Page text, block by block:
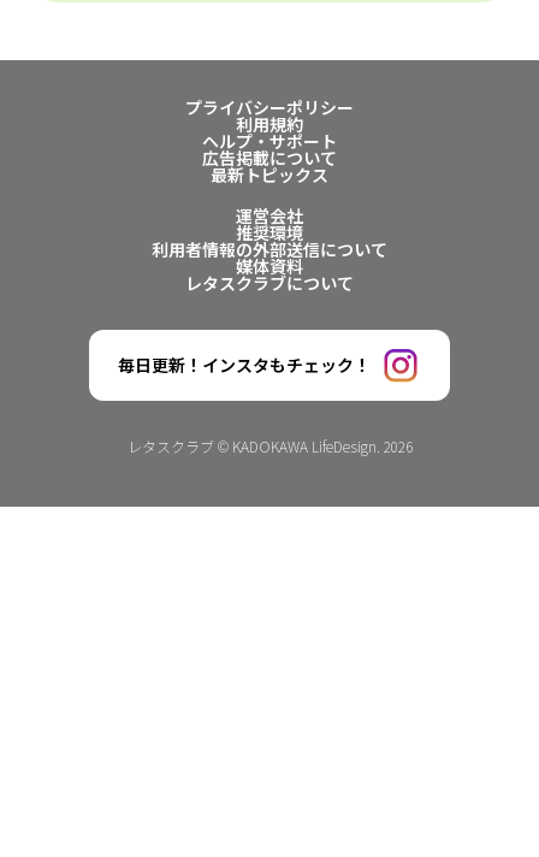
プライバシーポリシー
利用規約
ヘルプ・サポート
広告掲載について
最新トピックス
運営会社
推奨環境
利用者情報の外部送信について
媒体資料
レタスクラブについて
毎日更新！インスタもチェック！
レタスクラブ © KADOKAWA LifeDesign. 2026